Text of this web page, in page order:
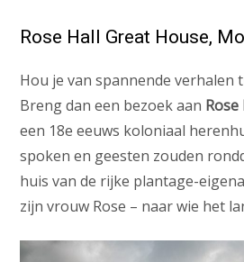
Rose Hall Great House,
Hou je van spannende verhalen
Breng dan een bezoek aan
een 18e eeuws koloniaal
spoken en geesten zouden
huis van de rijke plantage-
zijn vrouw Rose – naar wie het